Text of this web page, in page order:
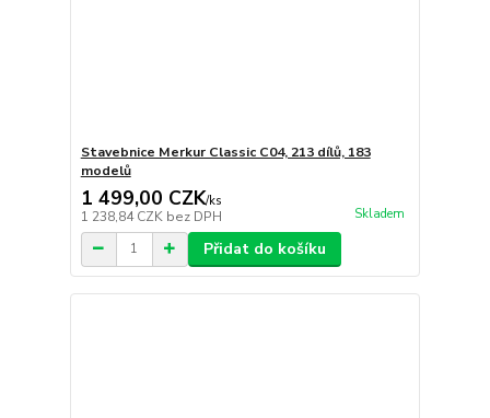
Stavebnice Merkur Classic C04, 213 dílů, 183
modelů
1 499,00 CZK/ks
1 238,84 CZK bez DPH Skladem
Přidat do košíku